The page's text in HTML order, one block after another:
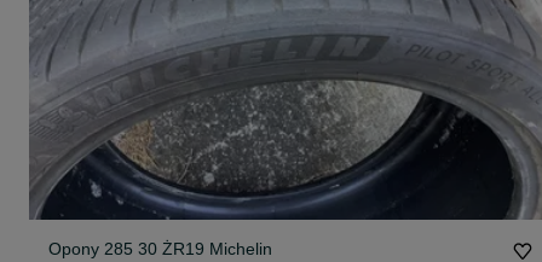
Opony 285 30 ŻR19 Michelin